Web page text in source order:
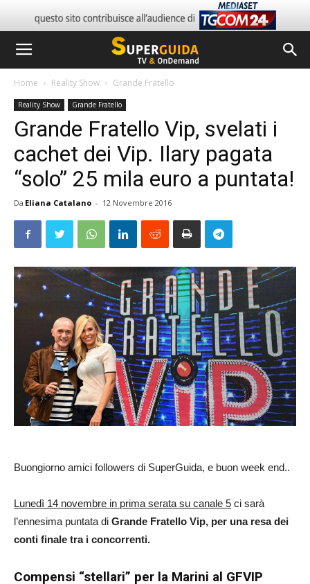
Home Reality Show Grande Fratello
Reality Show Grande Fratello
Grande Fratello Vip, svelati i
cachet dei Vip. Ilary pagata
“solo” 25 mila euro a puntata!
Da Eliana Catalano - 12 Novembre 2016
Buongiorno amici followers di SuperGuida, e buon week end..
Lunedì 14 novembre in prima serata su canale 5 ci sarà
l’ennesima puntata di Grande Fratello Vip, per una resa dei
conti finale tra i concorrenti.
Compensi “stellari” per la Marini al GFVIP